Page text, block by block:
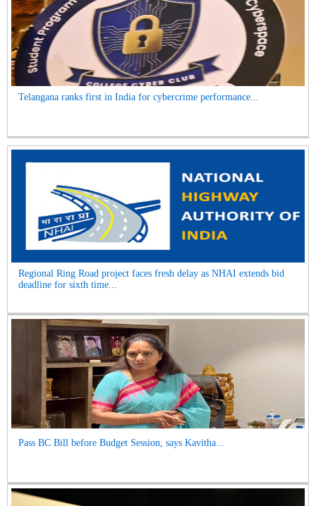
Telangana ranks first in India for cybercrime performance...
Regional Ring Road project faces fresh delay as NHAI extends bid
deadline for sixth time...
Pass BC Bill before Budget Session, says Kavitha...